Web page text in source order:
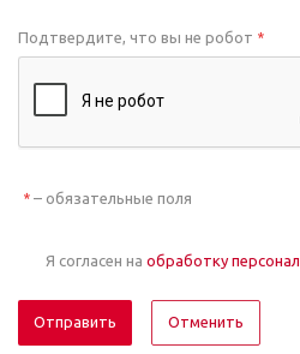
Подтвердите, что вы не робот *
* – обязательные поля
Я согласен на обработку
Отменить